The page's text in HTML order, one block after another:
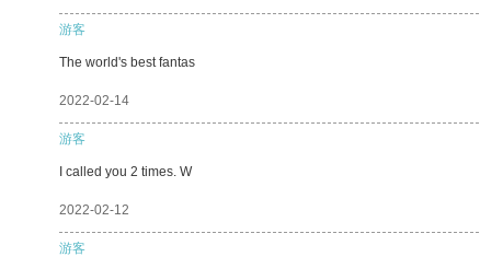
游客
The world's best fantas
2022-02-14
游客
I called you 2 times. W
2022-02-12
游客